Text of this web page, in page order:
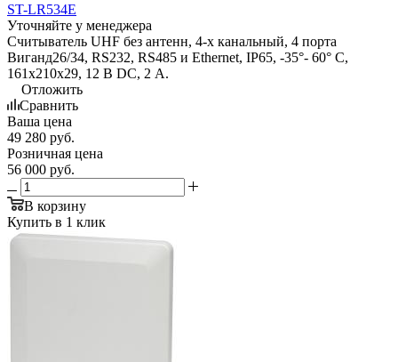
ST-LR534E
Уточняйте у менеджера
Считыватель UHF без антенн, 4-х канальный, 4 порта
Виганд26/34, RS232, RS485 и Ethernet, IP65, -35°- 60° С,
161х210х29, 12 В DC, 2 А.
Отложить
Сравнить
Ваша цена
49 280 руб.
Розничная цена
56 000 руб.
В корзину
Купить в 1 клик